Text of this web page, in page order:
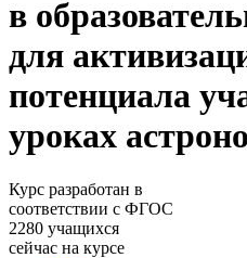
в
для
потенциала
уроках
Курс разработан в
соответствии с ФГОС
2280 учащихся
сейчас на курсе